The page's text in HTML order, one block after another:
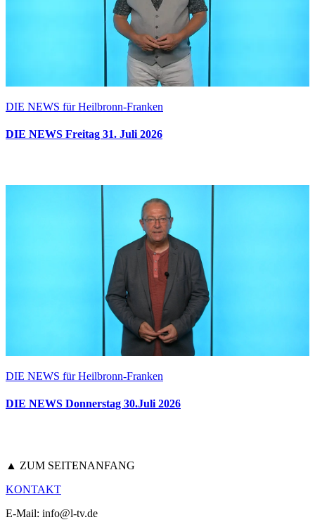
DIE NEWS für Heilbronn-Franken
DIE NEWS Freitag 31. Juli 2026
DIE NEWS für Heilbronn-Franken
DIE NEWS Donnerstag 30.Juli 2026
▲ ZUM SEITENANFANG
KONTAKT
E-Mail: info@l-tv.de